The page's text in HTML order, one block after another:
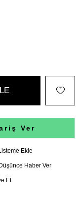
Ver
Ekle
Haber Ver
Et